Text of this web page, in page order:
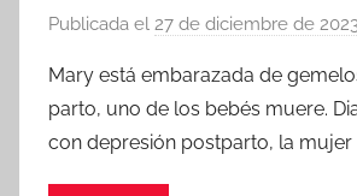
Publicada el 27 de diciembre de
Mary está embarazada de
parto, uno de los bebés muere.
con depresión postparto, la mujer